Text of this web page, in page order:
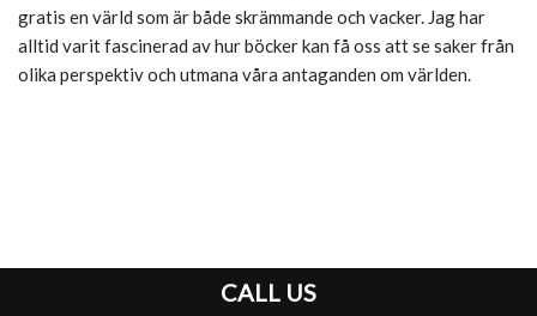
gratis en värld som är både skrämmande och vacker. Jag har
alltid varit fascinerad av hur böcker kan få oss att se saker från
olika perspektiv och utmana våra antaganden om världen.
CALL US